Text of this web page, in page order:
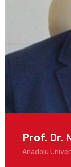
Prof. Dr.
Anadolu